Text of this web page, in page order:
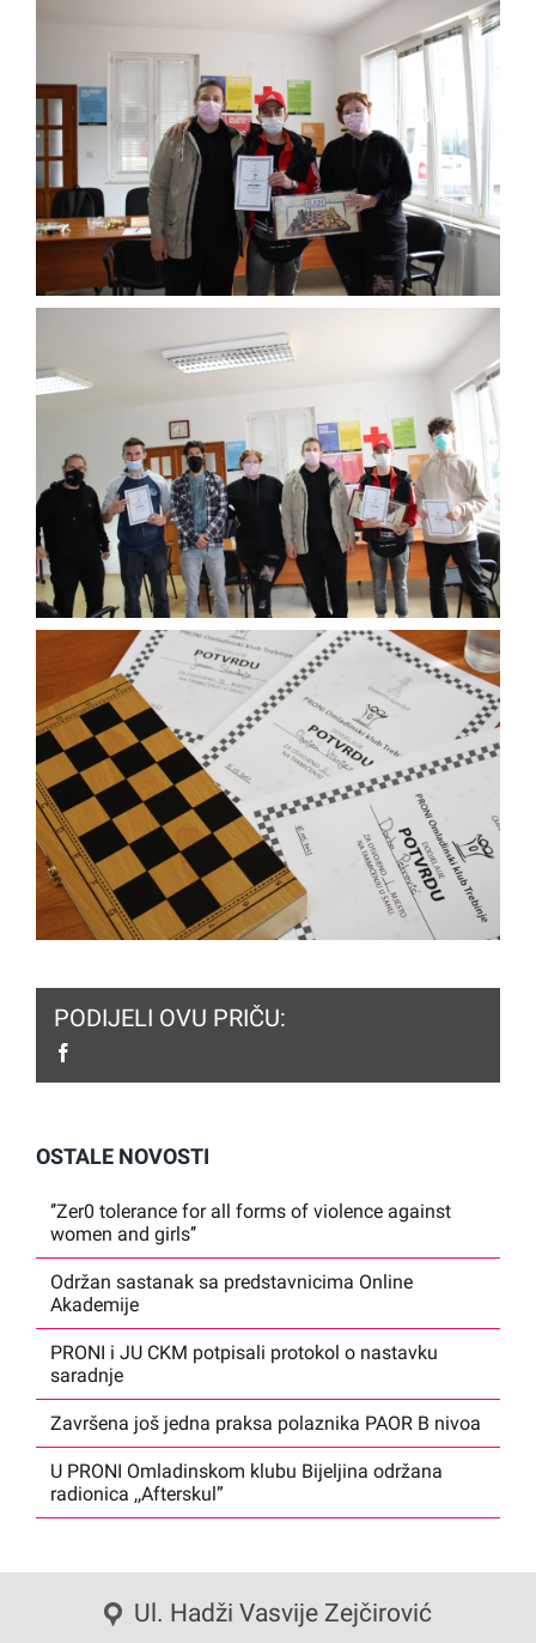
PODIJELI OVU PRIČU:
OSTALE NOVOSTI
‘’Zer0 tolerance for all forms of violence against
women and girls’’
Održan sastanak sa predstavnicima Online
Akademije
PRONI i JU CKM potpisali protokol o nastavku
saradnje
Završena još jedna praksa polaznika PAOR B nivoa
U PRONI Omladinskom klubu Bijeljina održana
radionica ,,Afterskul”
Ul. Hadži Vasvije Zejčirović